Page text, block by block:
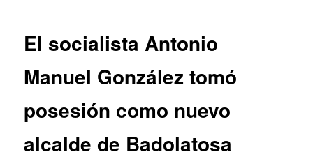
El socialista Antonio
Manuel González tomó
posesión como nuevo
alcalde de Badolatosa